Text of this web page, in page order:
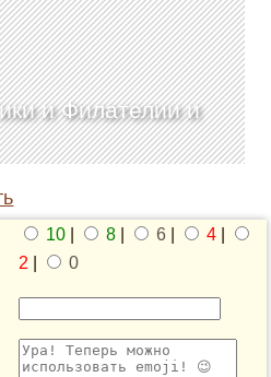
и Филателии и
10 8 6 4
2
0